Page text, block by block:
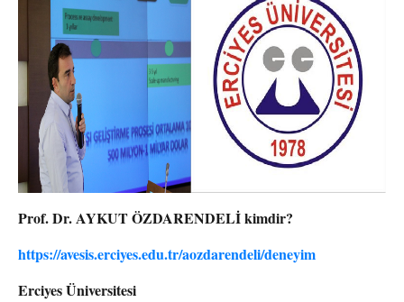
Prof. Dr. AYKUT ÖZDARENDELİ kimdir?
https://avesis.erciyes.edu.tr/aozdarendeli/deneyim
Erciyes Üniversitesi